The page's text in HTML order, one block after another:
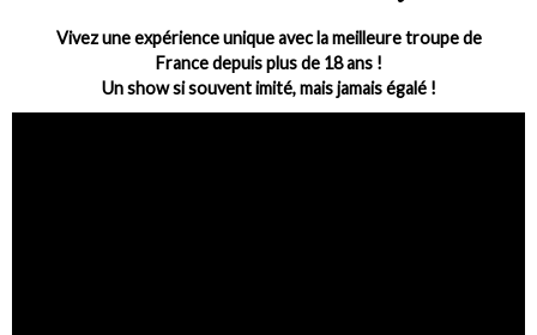
Vivez une expérience unique avec la meilleure troupe de
France depuis plus de 18 ans !
Un show si souvent imité, mais jamais égalé !